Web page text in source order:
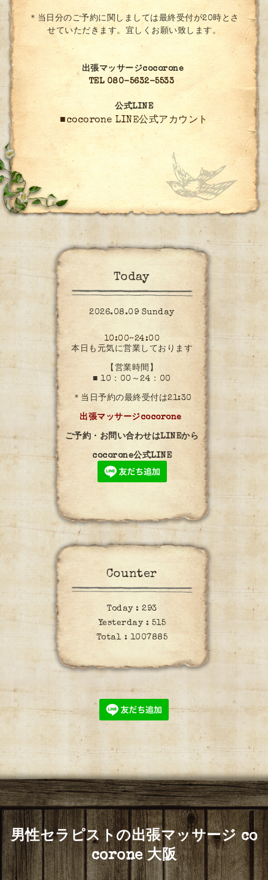
＊当日分のご予約に関しましては最終受付が20時とさ
せていただきます。宜しくお願い致します。
出張マッサージcocorone
TEL 080-5632-5533
公式LINE
■cocorone LINE公式アカウント
Today
2026.08.09 Sunday
10:00~24:00
本日も元気に営業しております
【営業時間】
■ 10：00～24：00
＊当日予約の最終受付は21:30
出張マッサージcocorone
ご予約・お問い合わせはLINEから
cocorone公式LINE
Counter
Today :293
Yesterday : 515
Total : 1007885
男性セラピストの出張マッサージ co
corone 大阪